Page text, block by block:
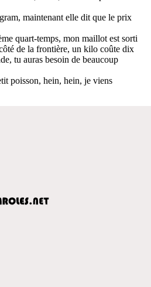
maintenant elle dit que le prix
quart-temps, mon maillot est sorti
de la frontière, un kilo coûte dix
tu auras besoin de beaucoup
poisson, hein, hein, je viens